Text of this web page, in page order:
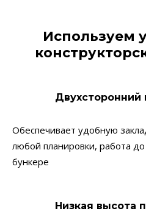
Используем
Двухсторонний
Обеспечивает удобную
любой планировки, работа
бункере
Низкая высота